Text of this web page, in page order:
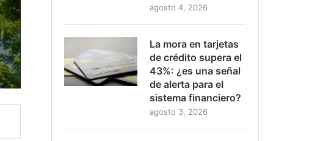
agosto 4, 2026
La mora en tarjetas
de crédito supera el
43%: ¿es una señal
de alerta para el
sistema financiero?
agosto 3, 2026